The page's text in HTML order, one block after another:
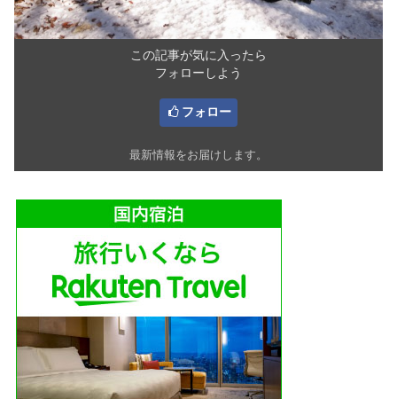
この記事が気に入ったら
フォローしよう
フォロー
最新情報をお届けします。